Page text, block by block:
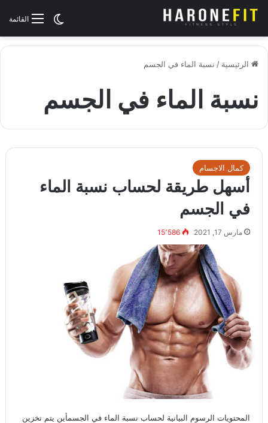
القائمةالوضع
الرئيسية / نسبة الماء في الجسم
نسبة الماء في الجسم
كمال الاجسام
أسهل طريقة لحساب نسبة الماء
في الجسم
مارس 17, 2021 15٬586
المحتويات الرسوم البيانية لحساب نسبة الماء في الجسمأين يتم تخزين